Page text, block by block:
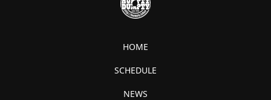
HOME
SCHEDULE
NEWS